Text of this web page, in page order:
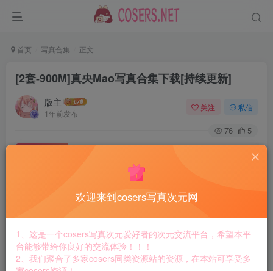
首页 写真合集 正文
[2套-900M]真央Mao写真合集下载[持续更新]
版主
1年前发布
关注 私信
76 5
[2套-900M]真央Mao写真合集下载[持续更新]
此内容为付费资源，请付费后查看
8.8
黄金会员免费 钻石会员 免费
立即购买
付费资源
欢迎来到cosers写真次元网
1、这是一个cosers写真次元爱好者的次元交流平台，希望本平
台能够带给你良好的交流体验！！！
2、我们聚合了多家cosers同类资源站的资源，在本站可享受多